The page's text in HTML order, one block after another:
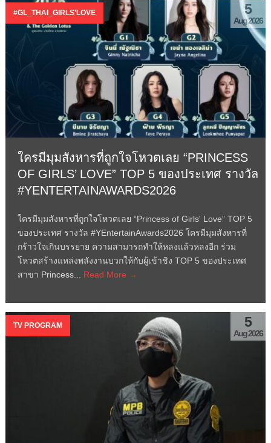
#GL_THAI_GIRLS’LOVE 5
Aug 2026
ใครมีมุมสังหารที่ถูกใจโหวตเลย “PRINCESS
OF GIRLS’ LOVE” TOP 5 ของประเทศ รางวัล
#YENTERTAINAWARDS2026
ใครมีมุมสังหารที่ถูกใจโหวตเลย “Princess of Girls' Love” TOP 5
ของประเทศ รางวัล #YEntertainAwards2026 ใครมีมุมสังหารที่
กร้าวใจเกินบรรยาย ความสามารถทำให้หลงแล้วหลงอีก ร่วม
โหวตสร้างแหล่งพลังงานบวกให้กับผู้เข้าชิง TOP 5 ของประเทศ
สาขา Princess... Read More →
TV PROGRAM 5
Aug 2026